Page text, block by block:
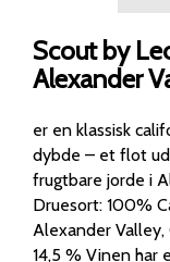
Scout by
Alexander
er en klassisk
dybde – et flot
frugtbare jorde i
Druesort: 100%
Alexander Valley,
14,5 % Vinen har en mørk rubinrød farve og en intens